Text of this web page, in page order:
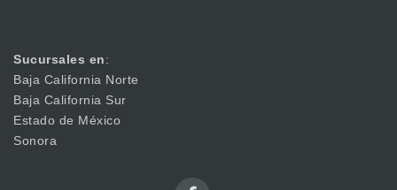
Sucursales en:
Baja California Norte
Baja California Sur
Estado de México
Sonora